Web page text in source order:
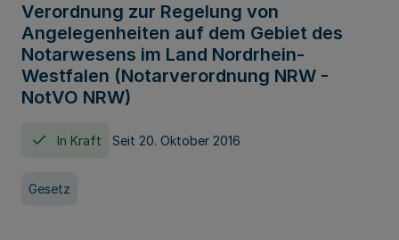
Verordnung zur Regelung von
Angelegenheiten auf dem Gebiet des
Notarwesens im Land Nordrhein-
Westfalen (Notarverordnung NRW -
NotVO NRW)
In Kraft Seit 20. Oktober 2016
Gesetz